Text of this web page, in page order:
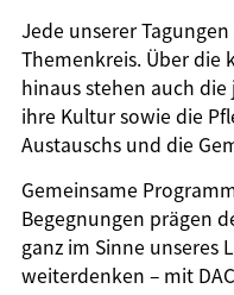
Jede unserer
Themenkreis. Über die
hinaus stehen auch
ihre Kultur sowie die
Austauschs und die
Gemeinsame
Begegnungen prägen
ganz im Sinne unseres
weiterdenken – mit